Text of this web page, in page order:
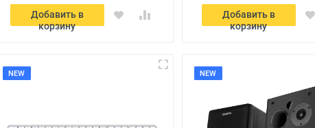
Добавить в
корзину
Добавить в
корзину
NEW NEW